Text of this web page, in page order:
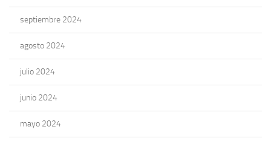
septiembre 2024
agosto 2024
julio 2024
junio 2024
mayo 2024